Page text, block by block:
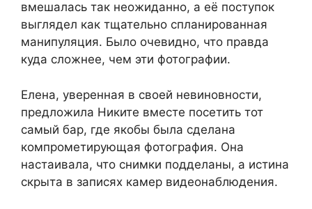
вмешалась так неожиданно, а её поступок
выглядел как тщательно спланированная
манипуляция. Было очевидно, что правда
куда сложнее, чем эти фотографии.
Елена, уверенная в своей невиновности,
предложила Никите вместе посетить тот
самый бар, где якобы была сделана
компрометирующая фотография. Она
настаивала, что снимки подделаны, а истина
скрыта в записях камер видеонаблюдения.